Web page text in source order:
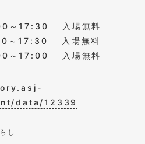
～17:30 入場無料
～17:30 入場無料
～17:00 入場無料
data/12339
し